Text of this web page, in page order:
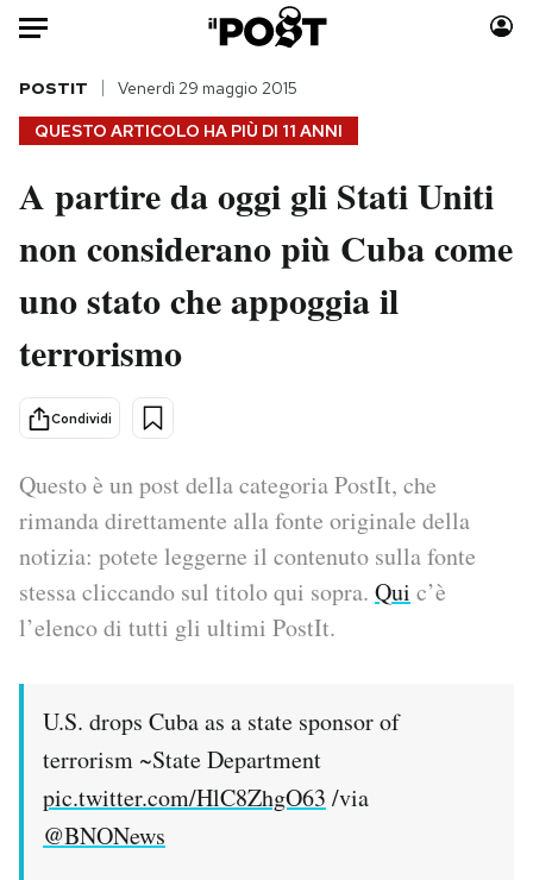
Auto
HOME
Italia
Politica
Tecnologia
Scienza
Cultura
Economia
Sport
Moda
Libri
Consumismi
Storie/Idee
Mondiali calcio 2026
PODCAST
I MIEI PREFERITI
SHOP
QUESTO ARTICOLO HA PIÙ DI 11 ANNI
POSTIT Venerdì 29 maggio 2015
A partire da oggi gli Stati Uniti
non considerano più Cuba come
uno stato che appoggia il
terrorismo
Condividi
Questo è un post della categoria PostIt, che
rimanda direttamente alla fonte originale della
notizia: potete leggerne il contenuto sulla fonte
stessa cliccando sul titolo qui sopra. Qui c’è
l’elenco di tutti gli ultimi PostIt.
U.S. drops Cuba as a state sponsor of
terrorism ~State Department
pic.twitter.com/HlC8ZhgO63 /via
@BNONews